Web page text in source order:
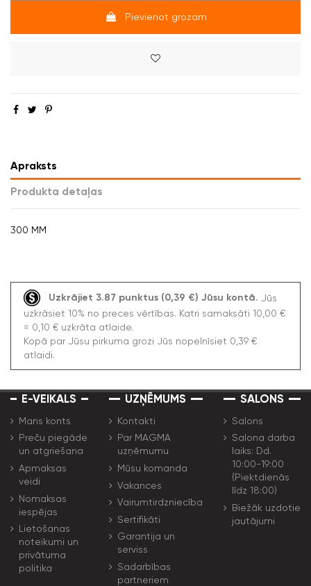
Pievienot grozam
Apraksts
Produkta detaļas
300 MM
Uzkrājiet 3.87 punktus (0,39 €) Jūsu kontā. Jūs
uzkrāsiet 10% no preces vērtības. Katri samaksāti 10,00 €
= 0,10 € uzkrāta atlaide.
Kopā par Jūsu pirkuma grozi Jūs nopelnīsiet 0,39 €
atlaidi.
E-VEIKALS
Mans konts
Preču piegāde
un atgriešana
Apmaksas
veidi
Nomaksas
iespējas
Lietošanas
noteikumi un
privātuma
politika
UZŅĒMUMS
Kontakti
Par MAGMA
uzņēmumu
Mūsu komanda
Vakances
Vairumtirdzniecība
Sertifikāti
Garantija un
serviss
Sadarbības
partneriem
SALONS
Salons
Salona darba
laiks: Dd.
10:00-19:00
(Piektdienās
līdz 18:00)
Biežāk uzdotie
jautājumi